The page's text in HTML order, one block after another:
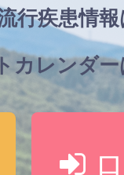
行疾患情
カレンダ